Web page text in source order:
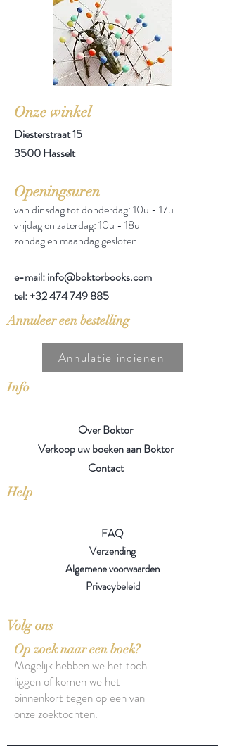
Onze winkel
Diesterstraat 15
3500 Hasselt
Openingsuren
van dinsdag tot donderdag: 10u - 17u
vrijdag en zaterdag: 10u - 18u
zondag en maandag gesloten
e-mail: info@boktorbooks.com
tel:+32 474 749 885
Annuleer een bestelling
Annulatie indienen
Info
Over Boktor
Verkoop uw boeken aan Boktor
Contact
Help
FAQ
Verzending
Algemene voorwaarden
Privacybeleid
Volg ons
Op zoek naar een boek?
Mogelijk hebben we het toch
liggen of komen we het
binnenkort tegen op een van
onze zoektochten.